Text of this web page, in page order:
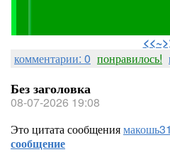
комментарии: 0 понравилось!
Без заголовка
08-07-2026 19:08
Это цитата сообщения
сообщение